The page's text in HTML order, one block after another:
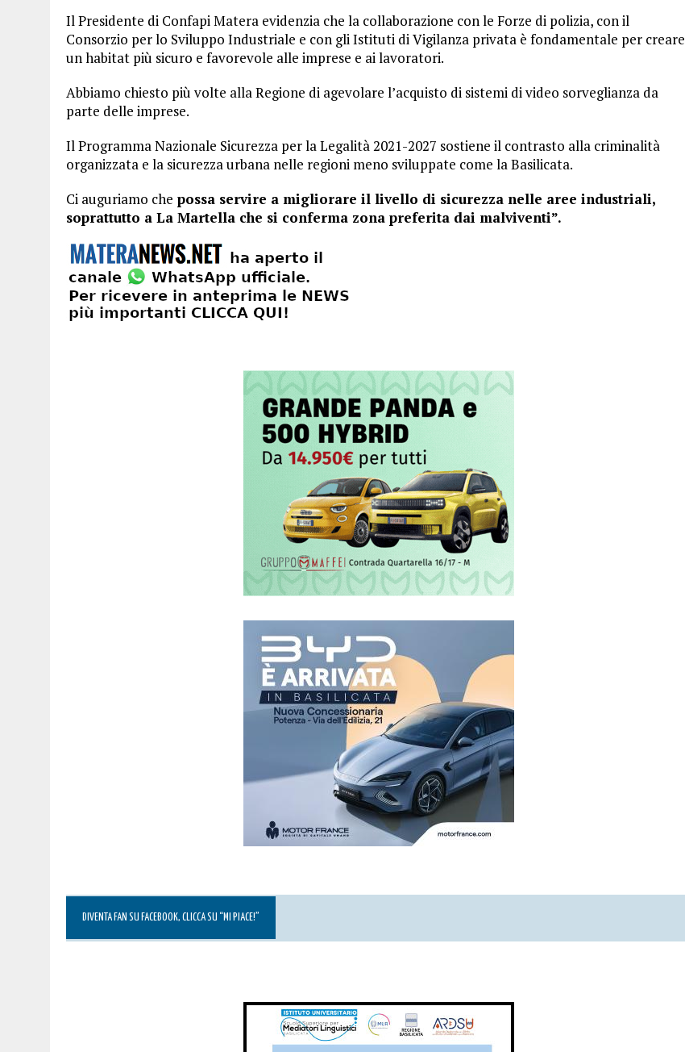
Il Presidente di Confapi Matera evidenzia che la collaborazione con le Forze di polizia, con il
Consorzio per lo Sviluppo Industriale e con gli Istituti di Vigilanza privata è fondamentale per creare
un habitat più sicuro e favorevole alle imprese e ai lavoratori.
Abbiamo chiesto più volte alla Regione di agevolare l’acquisto di sistemi di video sorveglianza da
parte delle imprese.
Il Programma Nazionale Sicurezza per la Legalità 2021-2027 sostiene il contrasto alla criminalità
organizzata e la sicurezza urbana nelle regioni meno sviluppate come la Basilicata.
Ci auguriamo che possa servire a migliorare il livello di sicurezza nelle aree industriali,
soprattutto a La Martella che si conferma zona preferita dai malviventi”.
DIVENTA FAN SU FACEBOOK, CLICCA SU “MI PIACE!”